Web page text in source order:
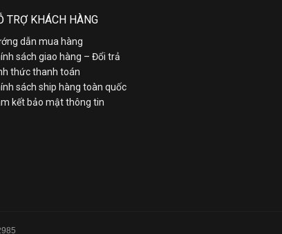
TRỢ KHÁCH HÀNG
dẫn mua hàng
sách giao hàng – Đổi trả
thức thanh toán
sách ship hàng toàn quốc
kết bảo mật thông tin